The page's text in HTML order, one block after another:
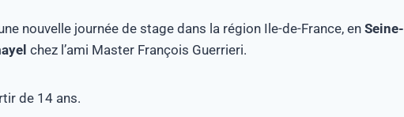
nouvelle journée de stage dans la région Ile-de-France, en Seine-
chez l’ami Master François Guerrieri.
de 14 ans.